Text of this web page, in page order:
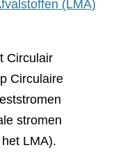
(LMA)
Circulair
Circulaire
stromen
LMA).